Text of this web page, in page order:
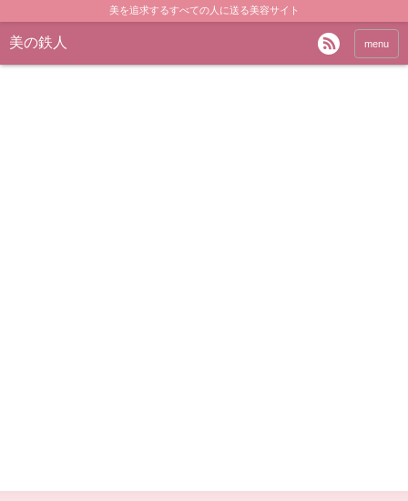
美を追求するすべての人に送る美容サイト
美の鉄人 menu